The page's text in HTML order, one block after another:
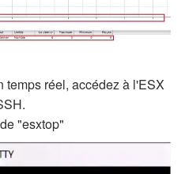
temps réel, accédez à l'ESX
"esxtop"